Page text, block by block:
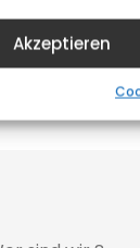
von
Akzeptieren